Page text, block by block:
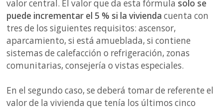
valor central. El valor que da esta fórmula solo se
puede incrementar el 5 % si la vivienda cuenta con
tres de los siguientes requisitos: ascensor,
aparcamiento, si está amueblada, si contiene
sistemas de calefacción o refrigeración, zonas
comunitarias, consejería o vistas especiales.
En el segundo caso, se deberá tomar de referente el
valor de la vivienda que tenía los últimos cinco